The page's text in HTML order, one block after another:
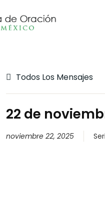
Todos Los Mensajes
22 de
noviembre 22, 2025